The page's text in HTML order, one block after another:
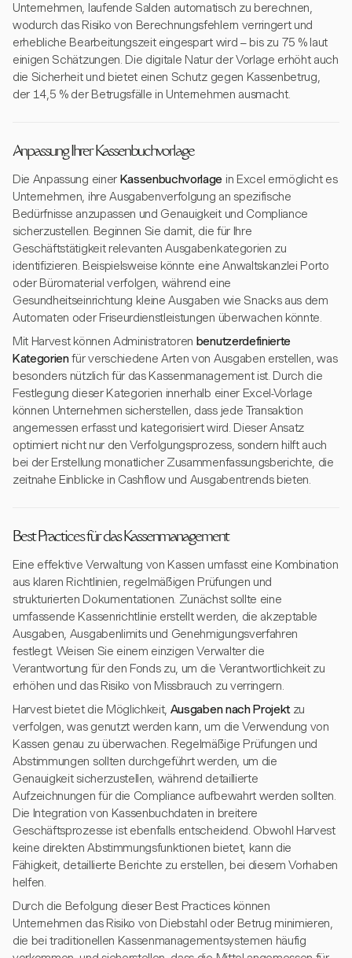
Unternehmen, laufende Salden automatisch zu berechnen,
wodurch das Risiko von Berechnungsfehlern verringert und
erhebliche Bearbeitungszeit eingespart wird – bis zu 75 % laut
einigen Schätzungen. Die digitale Natur der Vorlage erhöht auch
die Sicherheit und bietet einen Schutz gegen Kassenbetrug,
der 14,5 % der Betrugsfälle in Unternehmen ausmacht.
Anpassung Ihrer Kassenbuchvorlage
Die Anpassung einer Kassenbuchvorlage in Excel ermöglicht es
Unternehmen, ihre Ausgabenverfolgung an spezifische
Bedürfnisse anzupassen und Genauigkeit und Compliance
sicherzustellen. Beginnen Sie damit, die für Ihre
Geschäftstätigkeit relevanten Ausgabenkategorien zu
identifizieren. Beispielsweise könnte eine Anwaltskanzlei Porto
oder Büromaterial verfolgen, während eine
Gesundheitseinrichtung kleine Ausgaben wie Snacks aus dem
Automaten oder Friseurdienstleistungen überwachen könnte.
Mit Harvest können Administratoren benutzerdefinierte
Kategorienfür verschiedene Arten von Ausgaben erstellen, was
besonders nützlich für das Kassenmanagement ist. Durch die
Festlegung dieser Kategorien innerhalb einer Excel-Vorlage
können Unternehmen sicherstellen, dass jede Transaktion
angemessen erfasst und kategorisiert wird. Dieser Ansatz
optimiert nicht nur den Verfolgungsprozess, sondern hilft auch
bei der Erstellung monatlicher Zusammenfassungsberichte, die
zeitnahe Einblicke in Cashflow und Ausgabentrends bieten.
Best Practices für das Kassenmanagement
Eine effektive Verwaltung von Kassen umfasst eine Kombination
aus klaren Richtlinien, regelmäßigen Prüfungen und
strukturierten Dokumentationen. Zunächst sollte eine
umfassende Kassenrichtlinie erstellt werden, die akzeptable
Ausgaben, Ausgabenlimits und Genehmigungsverfahren
festlegt. Weisen Sie einem einzigen Verwalter die
Verantwortung für den Fonds zu, um die Verantwortlichkeit zu
erhöhen und das Risiko von Missbrauch zu verringern.
Harvest bietet die Möglichkeit, Ausgaben nach Projektzu
verfolgen, was genutzt werden kann, um die Verwendung von
Kassen genau zu überwachen. Regelmäßige Prüfungen und
Abstimmungen sollten durchgeführt werden, um die
Genauigkeit sicherzustellen, während detaillierte
Aufzeichnungen für die Compliance aufbewahrt werden sollten.
Die Integration von Kassenbuchdaten in breitere
Geschäftsprozesse ist ebenfalls entscheidend. Obwohl Harvest
keine direkten Abstimmungsfunktionen bietet, kann die
Fähigkeit, detaillierte Berichte zu erstellen, bei diesem Vorhaben
helfen.
Durch die Befolgung dieser Best Practices können
Unternehmen das Risiko von Diebstahl oder Betrug minimieren,
die bei traditionellen Kassenmanagementsystemen häufig